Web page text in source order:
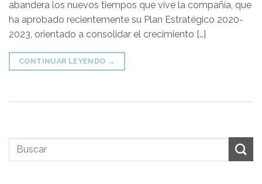
abandera los nuevos tiempos que vive la compañía, que
ha aprobado recientemente su Plan Estratégico 2020-
2023, orientado a consolidar el crecimiento […]
CONTINUAR LEYENDO →